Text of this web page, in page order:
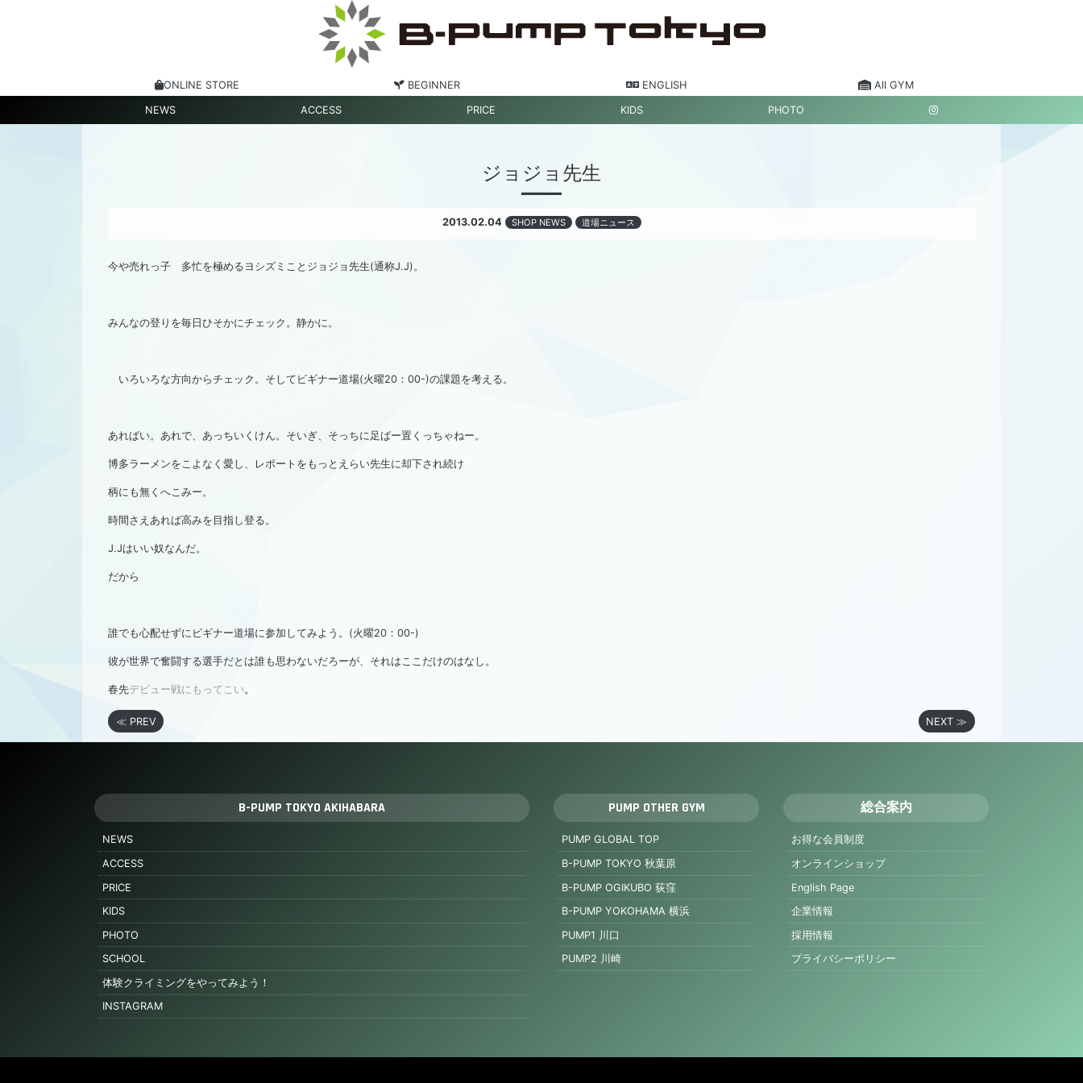
ONLINE STORE BEGINNER ENGLISH All GYM
NEWS ACCESS PRICE KIDS PHOTO
ジョジョ先生
2013.02.04 SHOP NEWS 道場ニュース
今や売れっ子 多忙を極めるヨシズミことジョジョ先生(通称J.J)。
みんなの登りを毎日ひそかにチェック。静かに。
いろいろな方向からチェック。そしてビギナー道場(火曜20：00-)の課題を考える。
あればい。あれで、あっちいくけん。そいぎ、そっちに足ばー置くっちゃねー。
博多ラーメンをこよなく愛し、レポートをもっとえらい先生に却下され続け
柄にも無くへこみー。
時間さえあれば高みを目指し登る。
J.Jはいい奴なんだ。
だから
誰でも心配せずにビギナー道場に参加してみよう。(火曜20：00-)
彼が世界で奮闘する選手だとは誰も思わないだろーが、それはここだけのはなし。
春先デビュー戦にもってこい 。
≪ PREV NEXT ≫
B-PUMP TOKYO AKIHABARA
NEWS
ACCESS
PRICE
KIDS
PHOTO
SCHOOL
体験クライミングをやってみよう！
INSTAGRAM
PUMP OTHER GYM
PUMP GLOBAL TOP
B-PUMP TOKYO 秋葉原
B-PUMP OGIKUBO 荻窪
B-PUMP YOKOHAMA 横浜
PUMP1 川口
PUMP2 川崎
総合案内
お得な会員制度
オンラインショップ
English Page
企業情報
採用情報
プライバシーポリシー